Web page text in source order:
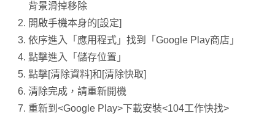
背景滑掉移除
開啟手機本身的[設定]
依序進入「應用程式」找到「Google Play商店」
點擊進入「儲存位置」
點擊[清除資料]和[清除快取]
清除完成，請重新開機
重新到<Google Play>下載安裝<104工作快找>